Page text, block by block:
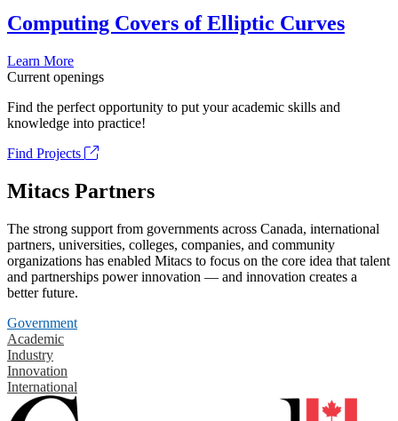
Computing Covers of Elliptic Curves
Learn More
Current openings
Find the perfect opportunity to put your academic skills and
knowledge into practice!
Find Projects
Mitacs Partners
The strong support from governments across Canada, international
partners, universities, colleges, companies, and community
organizations has enabled Mitacs to focus on the core idea that talent
and partnerships power innovation — and innovation creates a
better future.
Government
Academic
Industry
Innovation
International